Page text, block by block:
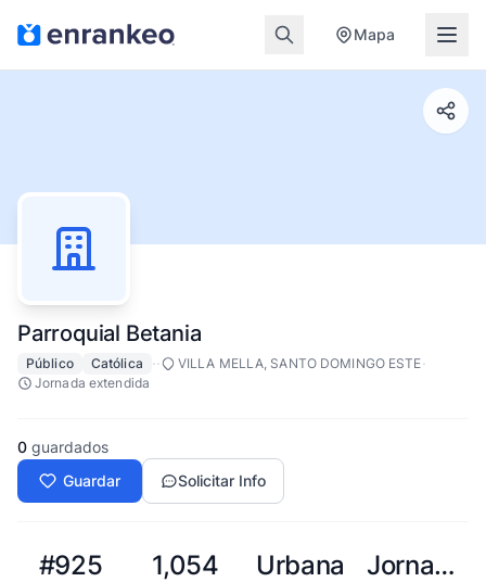
Mapa
Parroquial Betania
Público Católica ·· VILLA MELLA, SANTO DOMINGO ESTE·
Jornada extendida
0 guardados
Guardar
Solicitar Info
#925 1,054 Urbana Jornada extendida